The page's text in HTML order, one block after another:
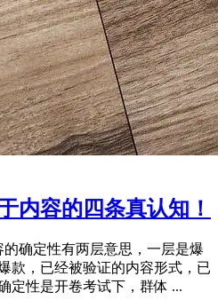
内容的四条真认知！
确定性有两层意思，一层是爆
款，已经被验证的内容形式，已
定性是开卷考试下，群体 ...